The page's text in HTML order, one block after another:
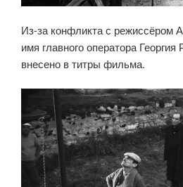
Из-за конфликта с режиссёром
имя главного оператора
внесено в титры фильма.